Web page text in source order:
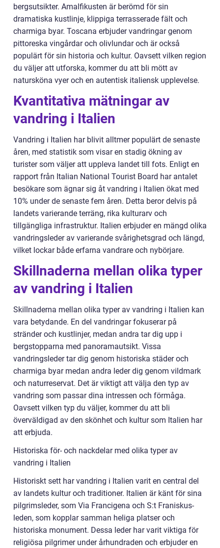
bergsutsikter. Amalfikusten är berömd för sin
dramatiska kustlinje, klippiga terrasserade fält och
charmiga byar. Toscana erbjuder vandringar genom
pittoreska vingårdar och olivlundar och är också
populärt för sin historia och kultur. Oavsett vilken region
du väljer att utforska, kommer du att bli mött av
natursköna vyer och en autentisk italiensk upplevelse.
Kvantitativa mätningar av
vandring i Italien
Vandring i Italien har blivit alltmer populärt de senaste
åren, med statistik som visar en stadig ökning av
turister som väljer att uppleva landet till fots. Enligt en
rapport från Italian National Tourist Board har antalet
besökare som ägnar sig åt vandring i Italien ökat med
10% under de senaste fem åren. Detta beror delvis på
landets varierande terräng, rika kulturarv och
tillgängliga infrastruktur. Italien erbjuder en mängd olika
vandringsleder av varierande svårighetsgrad och längd,
vilket lockar både erfarna vandrare och nybörjare.
Skillnaderna mellan olika typer
av vandring i Italien
Skillnaderna mellan olika typer av vandring i Italien kan
vara betydande. En del vandringar fokuserar på
stränder och kustlinjer, medan andra tar dig upp i
bergstopparna med panoramautsikt. Vissa
vandringsleder tar dig genom historiska städer och
charmiga byar medan andra leder dig genom vildmark
och naturreservat. Det är viktigt att välja den typ av
vandring som passar dina intressen och förmåga.
Oavsett vilken typ du väljer, kommer du att bli
överväldigad av den skönhet och kultur som Italien har
att erbjuda.
Historiska för- och nackdelar med olika typer av
vandring i Italien
Historiskt sett har vandring i Italien varit en central del
av landets kultur och traditioner. Italien är känt för sina
pilgrimsleder, som Via Francigena och S:t Franiskus-
leden, som kopplar samman heliga platser och
historiska monument. Dessa leder har varit viktiga för
religiösa pilgrimer under århundraden och erbjuder en